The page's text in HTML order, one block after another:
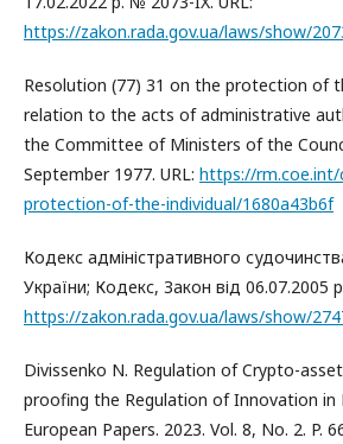
https://zakon.rada.gov.ua/laws/show/
Resolution (77) 31 on the protection of
relation to the acts of administrative
the Committee of Ministers of the
September 1977. URL: https://
protection-of-the-individual/1680a43b6f
Кодекс адміністративного
України; Кодекс, Закон від 06.07.2005
https://zakon.rada.gov.ua/laws/show/
Divissenko N. Regulation of Crypto-
proofing the Regulation of Innovation in
European Papers. 2023. Vol. 8, No. 2. P.